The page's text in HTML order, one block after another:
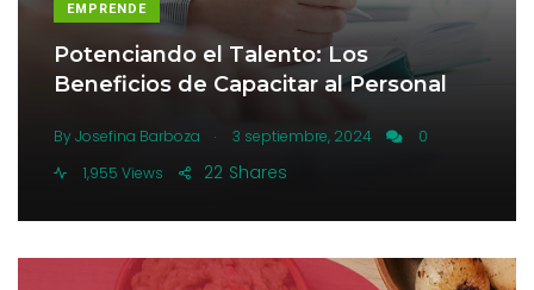
EMPRENDE
Potenciando el Talento: Los
Beneficios de Capacitar al Personal
By Josefina Barboza . 3 septiembre, 2024
0
1,955 Views
Shares
22